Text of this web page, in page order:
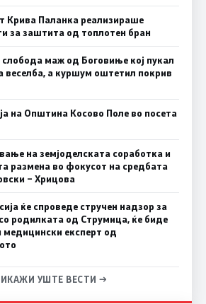
Крива Паланка реализираше
за заштита од топлотен бран
маж од Боговиње кој пукал
веселба, а куршум оштетил покрив
на Општина Косово Поле во посета
на земјоделската соработка и
размена во фокусот на средбата
– Хрицова
ќе спроведе стручен надзор за
родилката од Струмица, ќе биде
медицински експерт од
УШТЕ ВЕСТИ →